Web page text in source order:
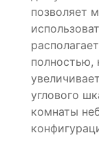
позволяет
полностью,
углового
комнаты